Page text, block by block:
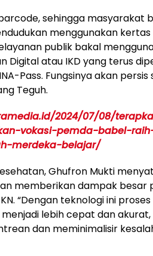
sehingga masyarakat
menggunakan kertas
publik bakal
Digital atau IKD yang terus
Pass. Fungsinya akan persis
Teguh.
2024/07/08/
vokasi-pemda-babel-
merdeka-belajar/
Ghufron Mukti
memberikan dampak besar
“Dengan teknologi ini
lebih cepat dan akurat,
dan meminimalisir